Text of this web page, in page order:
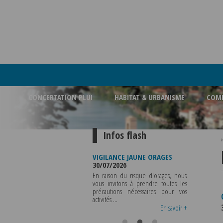
CONCERTATION PLUI HABITAT & URBANISME
Infos flash
VIGILANCE JAUNE ORAGES
En raison du risque d'orages, nous
vous invitons à prendre toutes les
précautions nécessaires pour vos
VIGILANCE JAUNE PIC DE
29/07/2026
Météo-France a placé le
département du Rhône et la
métropole de Lyon au niveau
vigilance jaune ...
En savoir
›